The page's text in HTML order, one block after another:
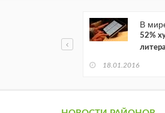
В
52%
18.01.2016